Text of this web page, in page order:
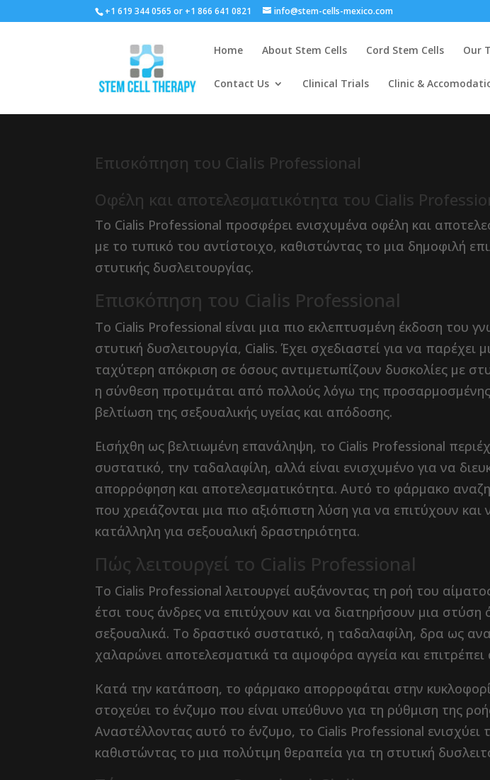
+1 619 344 0565 or +1 866 641 0821 info@stem-cells-mexico.com
Home About Stem Cells Cord Stem Cells Our
Contact Us Clinical Trials Clinic &
Επισκόπηση του Cialis Professional
Οφέλη και αποτελεσματικότητα του Cialis
Το Cialis Professional προσφέρει ενισχυμένα οφέλη και
με το τυπικό του αντίστοιχο, καθιστώντας το μια δημοφιλή
στυτικής δυσλειτουργίας.
Επισκόπηση του Cialis Professional
Το Cialis Professional είναι μια πιο εκλεπτυσμένη έκδοση του
στυτική δυσλειτουργία, Cialis. Έχει σχεδιαστεί για να παρέχει
ταχύτερη απόκριση σε όσους αντιμετωπίζουν δυσκολίες με
η σύνθεση προτιμάται από πολλούς λόγω της προσαρμοσμένης
βελτίωση της σεξουαλικής υγείας και απόδοσης.
Εισήχθη ως βελτιωμένη επανάληψη, το Cialis Professional
συστατικό, την ταδαλαφίλη, αλλά είναι ενισχυμένο για να
απορρόφηση και αποτελεσματικότητα. Αυτό το φάρμακο
που χρειάζονται μια πιο αξιόπιστη λύση για να επιτύχουν
κατάλληλη για σεξουαλική δραστηριότητα.
Πώς λειτουργεί το Cialis Professional
Το Cialis Professional λειτουργεί αυξάνοντας τη ροή του
έτσι τους άνδρες να επιτύχουν και να διατηρήσουν μια στύση
σεξουαλικά. Το δραστικό συστατικό, η ταδαλαφίλη, δρα ως
χαλαρώνει αποτελεσματικά τα αιμοφόρα αγγεία και
Κατά την κατάποση, το φάρμακο απορροφάται στην
στοχεύει το ένζυμο που είναι υπεύθυνο για τη ρύθμιση της
Αναστέλλοντας αυτό το ένζυμο, το Cialis Professional ενισχύει
καθιστώντας το μια πολύτιμη θεραπεία για τη στυτική